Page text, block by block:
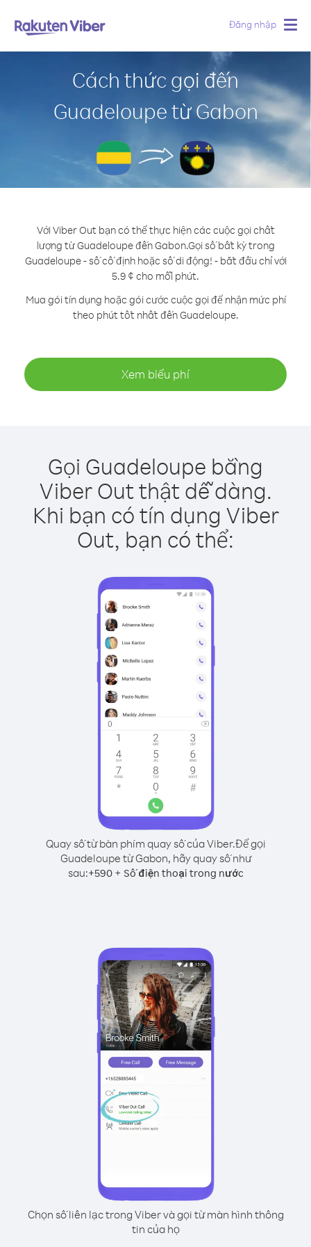
Đăng nhập
Cách thức gọi đến
Guadeloupe từ Gabon
Với Viber Out bạn có thể thực hiện các cuộc gọi chất
lượng từ Guadeloupe đến Gabon.Gọi số bất kỳ trong
Guadeloupe - số cố định hoặc số di động! - bắt đầu chỉ với
5.9 ¢ cho mỗi phút.
Mua gói tín dụng hoặc gói cước cuộc gọi để nhận mức phí
theo phút tốt nhất đến Guadeloupe.
Xem biểu phí
Gọi Guadeloupe bằng
Viber Out thật dễ dàng.
Khi bạn có tín dụng Viber
Out, bạn có thể:
Quay số từ bàn phím quay số của Viber.Để gọi
Guadeloupe từ Gabon, hãy quay số như
sau:+590+ Số điện thoại trong nước
Chọn số liên lạc trong Viber và gọi từ màn hình thông
tin của họ